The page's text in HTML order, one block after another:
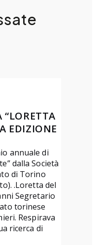
“LORETTA
EDIZIONE
annuale di
dalla Società
di Torino
.Loretta del
Segretario
torinese
Respirava
ricerca di